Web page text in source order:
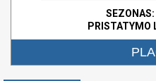
SEZONAS:
PRISTATYMO